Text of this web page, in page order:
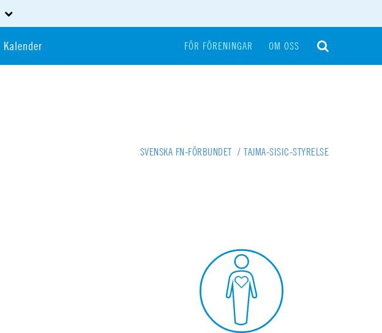
Kalender FÖR FÖRENINGAR OM OSS
SVENSKA FN-FÖRBUNDET / TAJMA-SISIC-STYRELSE